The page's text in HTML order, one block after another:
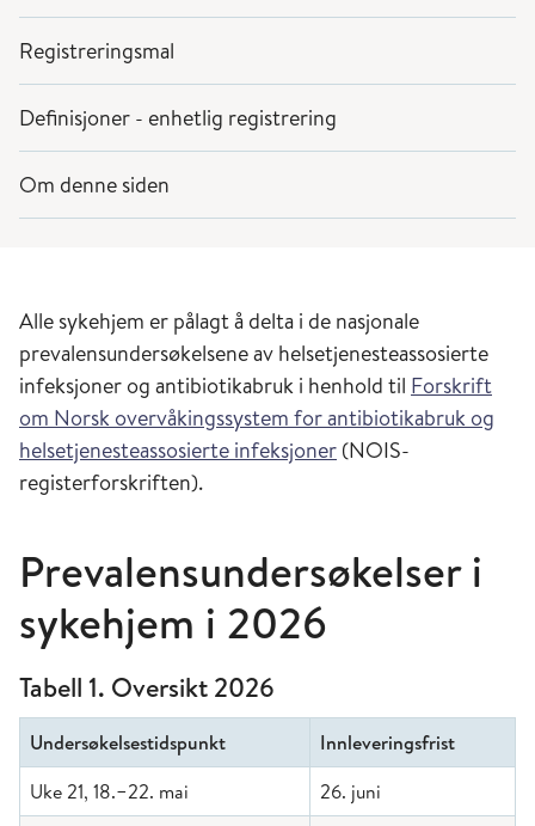
Registreringsmal
Definisjoner - enhetlig registrering
Om denne siden
Alle sykehjem er pålagt å delta i de nasjonale
prevalensundersøkelsene av helsetjenesteassosierte
infeksjoner og antibiotikabruk i henhold til Forskrift
om Norsk overvåkingssystem for antibiotikabruk og
helsetjenesteassosierte infeksjoner (NOIS-
registerforskriften).
Prevalensundersøkelser i
sykehjem i 2026
Tabell 1. Oversikt 2026
Undersøkelsestidspunkt
Innleveringsfrist
Uke 21, 18.−22. mai
26. juni